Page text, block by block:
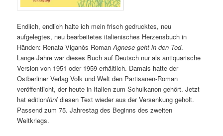
Endlich, endlich halte ich mein frisch gedrucktes, neu
aufgelegtes, neu bearbeitetes italienisches Herzensbuch in
Händen: Renata Viganòs RomanAgnese geht in den Tod.
Lange Jahre war dieses Buch auf Deutsch nur als antiquarische
Version von 1951 oder 1959 erhältlich. Damals hatte der
Ostberliner Verlag Volk und Welt den Partisanen-Roman
veröffentlicht, der heute in Italien zum Schulkanon gehört. Jetzt
hat editionfünfdiesen Text wieder aus der Versenkung geholt.
Passend zum 75. Jahrestag des Beginns des zweiten
Weltkriegs.